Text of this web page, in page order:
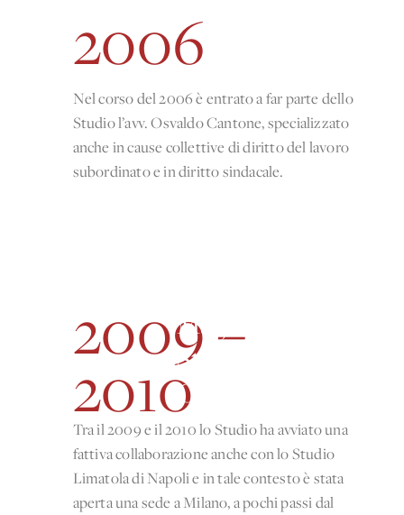
Home
Magazine
Storia
Contatti
2006
Nel corso del 2006 è entrato a far parte dello
Studio l’avv. Osvaldo Cantone, specializzato
anche in cause collettive di diritto del lavoro
subordinato e in diritto sindacale.
2009 –
2010
Tra il 2009 e il 2010 lo Studio ha avviato una
fattiva collaborazione anche con lo Studio
Limatola di Napoli e in tale contesto è stata
aperta una sede a Milano, a pochi passi dal